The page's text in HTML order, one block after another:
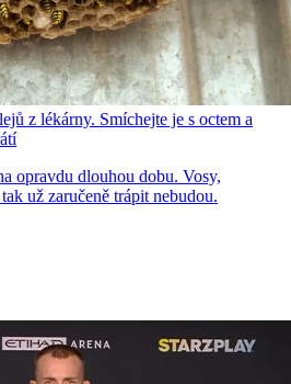
z lékárny. Smíchejte je s octem a
opravdu dlouhou dobu. Vosy,
už zaručeně trápit nebudou.